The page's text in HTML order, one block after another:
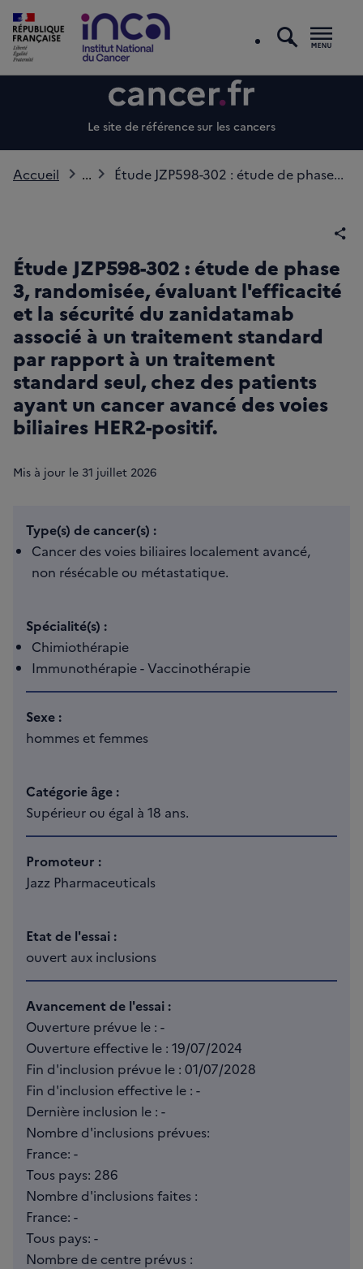
Le site de référence sur les cancers
Accueil ... Étude JZP598-302 : étude de phase...
Étude JZP598-302 : étude de phase
3, randomisée, évaluant l'efficacité
et la sécurité du zanidatamab
associé à un traitement standard
par rapport à un traitement
standard seul, chez des patients
ayant un cancer avancé des voies
biliaires HER2-positif.
Mis à jour le 31 juillet 2026
Type(s) de cancer(s) :
Cancer des voies biliaires localement avancé,
non résécable ou métastatique.
Spécialité(s) :
Chimiothérapie
Immunothérapie - Vaccinothérapie
Sexe :
hommes et femmes
Catégorie âge :
Supérieur ou égal à 18 ans.
Promoteur :
Jazz Pharmaceuticals
Etat de l'essai :
ouvert aux inclusions
Avancement de l'essai :
Ouverture prévue le : -
Ouverture effective le : 19/07/2024
Fin d'inclusion prévue le : 01/07/2028
Fin d'inclusion effective le : -
Dernière inclusion le : -
Nombre d'inclusions prévues:
France: -
Tous pays: 286
Nombre d'inclusions faites :
France: -
Tous pays: -
Nombre de centre prévus :